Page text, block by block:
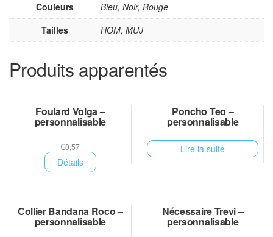
Couleurs
Bleu, Noir, Rouge
Tailles
HOM, MUJ
Produits apparentés
Foulard Volga –
personnalisable
€0,57
Détails
Poncho Teo –
personnalisable
Lire la suite
Collier Bandana Roco –
personnalisable
Nécessaire Trevi –
personnalisable